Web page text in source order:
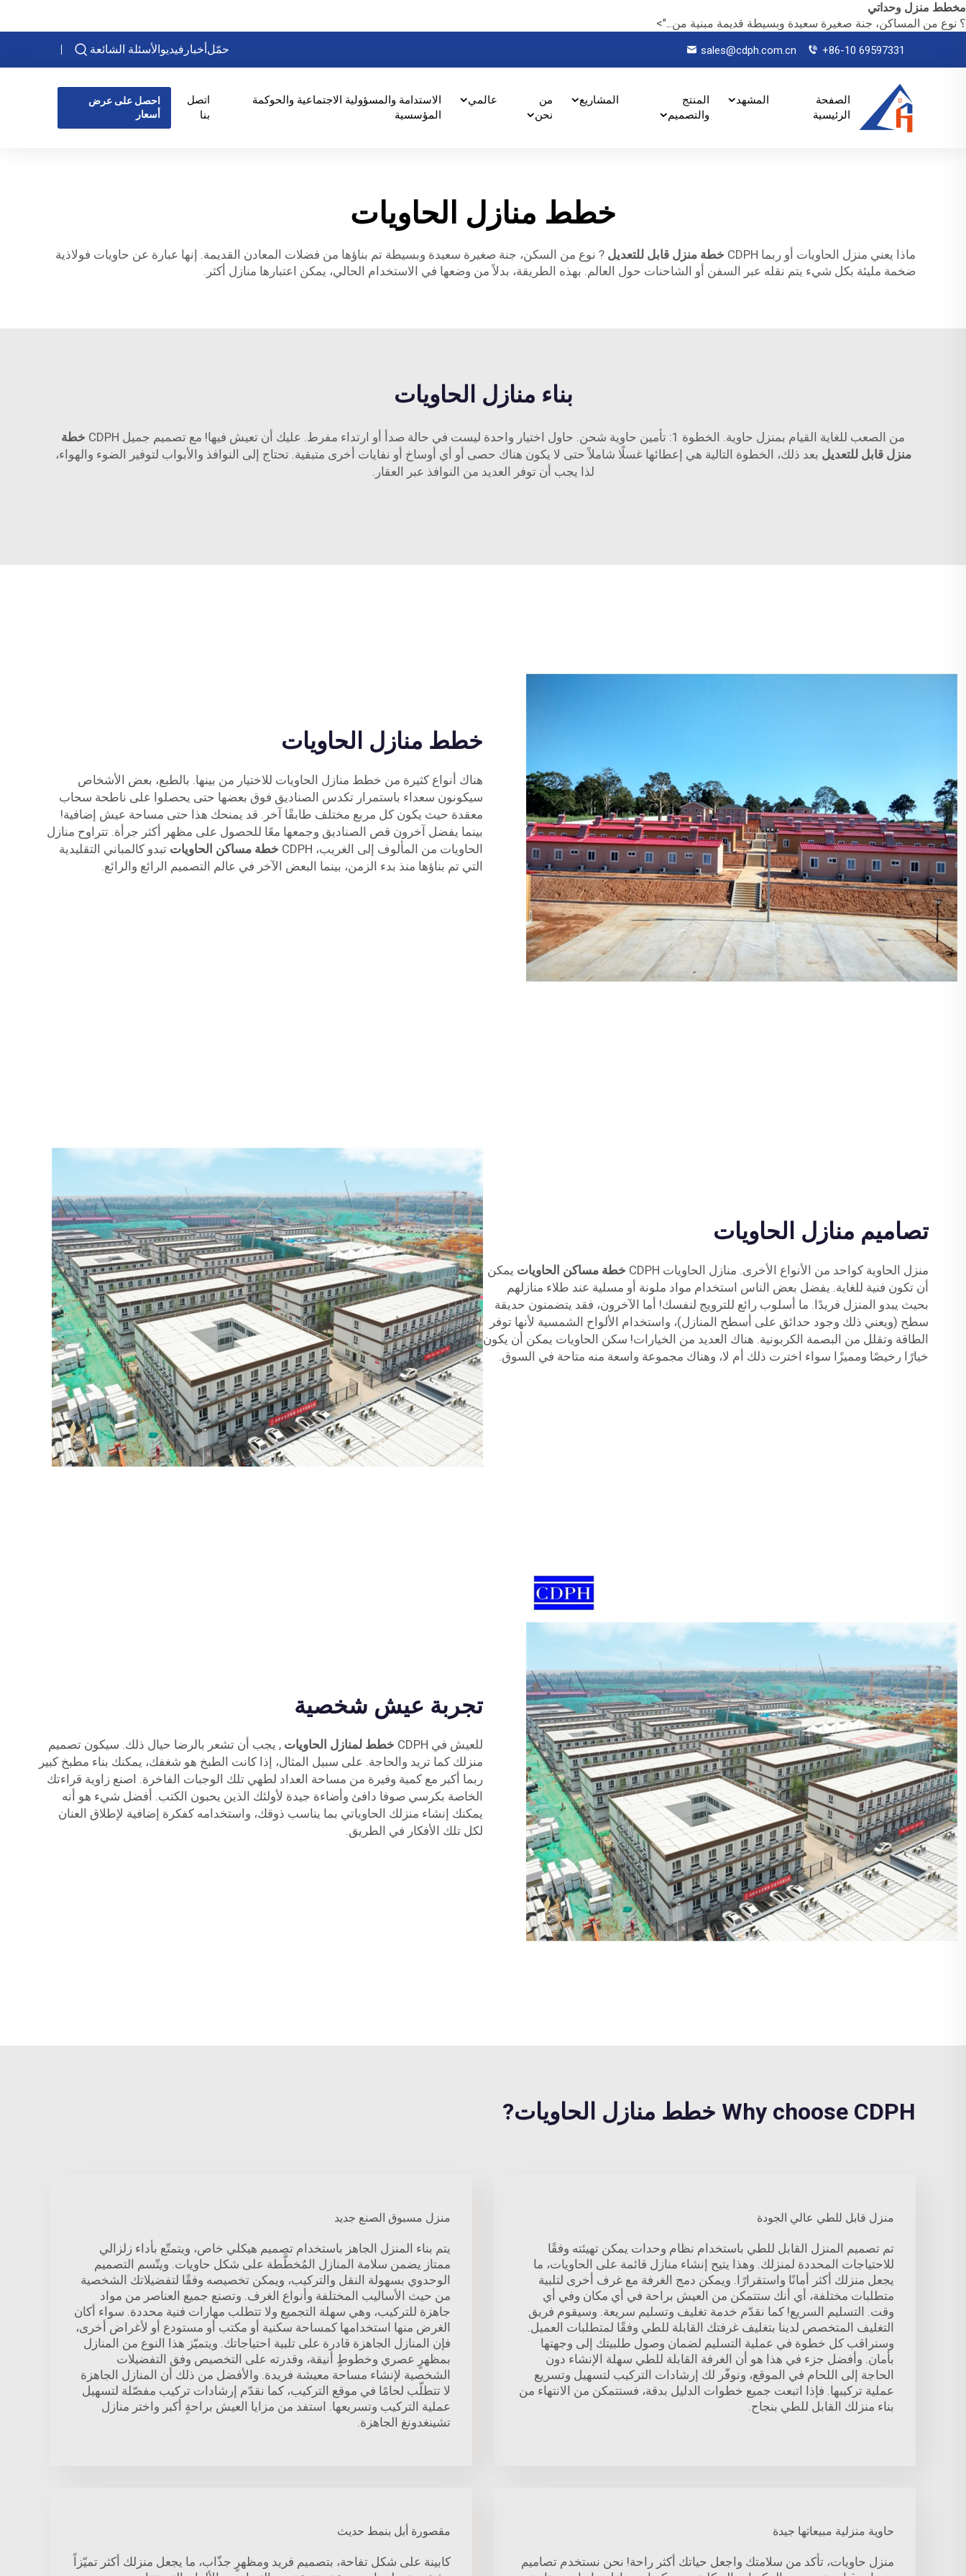
مخطط منزل وحداتي
؟ نوع من المساكن، جنة صغيرة سعيدة وبسيطة قديمة مبنية من...">
+86-10 69597331
sales@cdph.com.cn حمّلأخبار فيديوالأسئلة الشائعة
الصفحة
الرئيسية
المشهد
المنتج
والتصميم
المشاريع
من
نحن
عالمي
الاستدامة والمسؤولية الاجتماعية والحوكمة
المؤسسية
اتصل
بنا
احصل على عرض
أسعار
خطط منازل الحاويات
ماذا يعني منزل الحاويات أو ربما CDPH خطة منزل قابل للتعديل ? نوع من السكن، جنة صغيرة سعيدة وبسيطة تم بناؤها من فضلات المعادن القديمة. إنها عبارة عن حاويات فولاذية
ضخمة مليئة بكل شيء يتم نقله عبر السفن أو الشاحنات حول العالم. بهذه الطريقة، بدلاً من وضعها في الاستخدام الحالي، يمكن اعتبارها منازل أكثر.
بناء منازل الحاويات
من الصعب للغاية القيام بمنزل حاوية. الخطوة 1: تأمين حاوية شحن. حاول اختيار واحدة ليست في حالة صدأ أو ارتداء مفرط. عليك أن تعيش فيها! مع تصميم جميل CDPH
خطة
منزل قابل للتعديل بعد ذلك، الخطوة التالية هي إعطائها غسلًا شاملاً حتى لا يكون هناك حصى أو أي أوساخ أو نفايات أخرى متبقية. تحتاج إلى النوافذ والأبواب لتوفير الضوء والهواء،
لذا يجب أن توفر العديد من النوافذ عبر العقار.
خطط منازل الحاويات
هناك أنواع كثيرة من خطط منازل الحاويات للاختيار من بينها. بالطبع، بعض الأشخاص
سيكونون سعداء باستمرار تكدس الصناديق فوق بعضها حتى يحصلوا على ناطحة سحاب
معقدة حيث يكون كل مربع مختلف طابقًا آخر. قد يمنحك هذا حتى مساحة عيش إضافية!
بينما يفضل آخرون قص الصناديق وجمعها معًا للحصول على مظهر أكثر جرأة. تتراوح منازل
الحاويات من المألوف إلى الغريب، CDPH
خطة مساكن الحاويات تبدو كالمباني التقليدية
التي تم بناؤها منذ بدء الزمن، بينما البعض الآخر في عالم التصميم الرائع والرائع.
تصاميم منازل الحاويات
منزل الحاوية كواحد من الأنواع الأخرى. منازل الحاويات CDPH خطة مساكن الحاويات يمكن
أن تكون فنية للغاية. يفضل بعض الناس استخدام مواد ملونة أو مسلية عند طلاء منازلهم
بحيث يبدو المنزل فريدًا. ما أسلوب رائع للترويج لنفسك! أما الآخرون، فقد يتضمنون حديقة
سطح (ويعني ذلك وجود حدائق على أسطح المنازل)، واستخدام الألواح الشمسية لأنها توفر
الطاقة وتقلل من البصمة الكربونية. هناك العديد من الخيارات! سكن الحاويات يمكن أن يكون
خيارًا رخيصًا ومميزًا سواء اخترت ذلك أم لا، وهناك مجموعة واسعة منه متاحة في السوق.
تجربة عيش شخصية
للعيش في CDPH خطط لمنازل الحاويات , يجب أن تشعر بالرضا حيال ذلك. سيكون تصميم
منزلك كما تريد والحاجة. على سبيل المثال، إذا كانت الطبخ هو شغفك، يمكنك بناء مطبخ كبير
ربما أكبر مع كمية وفيرة من مساحة العداد لطهي تلك الوجبات الفاخرة. اصنع زاوية قراءتك
الخاصة بكرسي صوفا دافئ وأضاءة جيدة لأولئك الذين يحبون الكتب. أفضل شيء هو أنه
يمكنك إنشاء منزلك الحاوياتي بما يناسب ذوقك، واستخدامه كفكرة إضافية لإطلاق العنان
لكل تلك الأفكار في الطريق.
Why choose CDPH خطط منازل الحاويات?
منزل قابل للطي عالي الجودة
تم تصميم المنزل القابل للطي باستخدام نظام وحدات يمكن تهيئته وفقًا
للاحتياجات المحددة لمنزلك. وهذا يتيح إنشاء منازل قائمة على الحاويات، ما
يجعل منزلك أكثر أمانًا واستقرارًا. ويمكن دمج الغرفة مع غرف أخرى لتلبية
متطلبات مختلفة، أي أنك ستتمكن من العيش براحة في أي مكان وفي أي
وقت. التسليم السريع! كما نقدّم خدمة تغليف وتسليم سريعة. وسيقوم فريق
التغليف المتخصص لدينا بتغليف غرفتك القابلة للطي وفقًا لمتطلبات العميل.
وسنراقب كل خطوة في عملية التسليم لضمان وصول طلبيتك إلى وجهتها
بأمان. وأفضل جزء في هذا هو أن الغرفة القابلة للطي سهلة الإنشاء دون
الحاجة إلى اللحام في الموقع، ونوفّر لك إرشادات التركيب لتسهيل وتسريع
عملية تركيبها. فإذا اتبعت جميع خطوات الدليل بدقة، فستتمكن من الانتهاء من
بناء منزلك القابل للطي بنجاح.
منزل مسبوق الصنع جديد
يتم بناء المنزل الجاهز باستخدام تصميم هيكلي خاص، ويتمتّع بأداء زلزالي
ممتاز يضمن سلامة المنازل المُخطَّطة على شكل حاويات. ويتّسم التصميم
الوحدوي بسهولة النقل والتركيب، ويمكن تخصيصه وفقًا لتفضيلاتك الشخصية
من حيث الأساليب المختلفة وأنواع الغرف. وتصنع جميع العناصر من مواد
جاهزة للتركيب، وهي سهلة التجميع ولا تتطلب مهارات فنية محددة. سواء أكان
الغرض منها استخدامها كمساحة سكنية أو مكتب أو مستودع أو لأغراض أخرى،
فإن المنازل الجاهزة قادرة على تلبية احتياجاتك. ويتميّز هذا النوع من المنازل
بمظهرٍ عصري وخطوطٍ أنيقة، وقدرته على التخصيص وفق التفضيلات
الشخصية لإنشاء مساحة معيشة فريدة. والأفضل من ذلك أن المنازل الجاهزة
لا تتطلّب لحامًا في موقع التركيب، كما نقدّم إرشادات تركيب مفصّلة لتسهيل
عملية التركيب وتسريعها. استفد من مزايا العيش براحةٍ أكبر واختر منازل
تشينغدونغ الجاهزة.
حاوية منزلية مبيعاتها جيدة
منزل حاويات، تأكد من سلامتك واجعل حياتك أكثر راحة! نحن نستخدم تصاميم
مقصورة أبل بنمط حديث
كابينة على شكل تفاحة، بتصميم فريد ومظهرٍ جذّاب، ما يجعل منزلك أكثر تميّزاً